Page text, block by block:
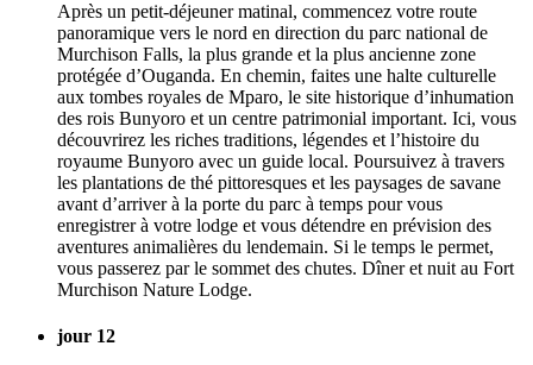
Après un petit-déjeuner matinal, commencez votre route
panoramique vers le nord en direction du parc national de
Murchison Falls, la plus grande et la plus ancienne zone
protégée d’Ouganda. En chemin, faites une halte culturelle
aux tombes royales de Mparo, le site historique d’inhumation
des rois Bunyoro et un centre patrimonial important. Ici, vous
découvrirez les riches traditions, légendes et l’histoire du
royaume Bunyoro avec un guide local. Poursuivez à travers
les plantations de thé pittoresques et les paysages de savane
avant d’arriver à la porte du parc à temps pour vous
enregistrer à votre lodge et vous détendre en prévision des
aventures animalières du lendemain. Si le temps le permet,
vous passerez par le sommet des chutes. Dîner et nuit au Fort
Murchison Nature Lodge.
jour 12